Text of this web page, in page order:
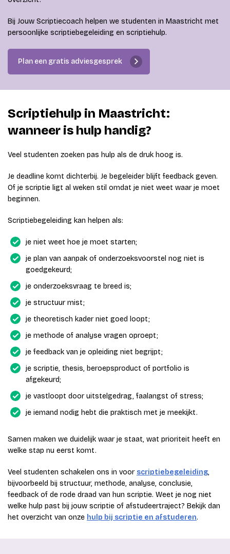
Bij Jouw Scriptiecoach helpen we studenten in Maastricht met
persoonlijke scriptiebegeleiding en scriptiehulp.
Plan een gratis adviesgesprek
Scriptiehulp in Maastricht:
wanneer is hulp handig?
Veel studenten zoeken pas hulp als de druk hoog is.
Je deadline komt dichterbij. Je begeleider blijft feedback geven.
Of je scriptie ligt al weken stil omdat je niet weet waar je moet
beginnen.
Scriptiebegeleiding kan helpen als:
je niet weet hoe je moet starten;
je plan van aanpak of onderzoeksvoorstel nog niet is
goedgekeurd;
je onderzoeksvraag te breed is;
je structuur mist;
je theoretisch kader niet goed loopt;
je methode of analyse vragen oproept;
je feedback van je opleiding niet begrijpt;
je scriptie, thesis, beroepsproduct of portfolio is
afgekeurd;
je vastloopt door uitstelgedrag, faalangst of stress;
je iemand nodig hebt die praktisch met je meekijkt.
Samen maken we duidelijk waar je staat, wat prioriteit heeft en
welke stap nu eerst komt.
Veel studenten schakelen ons in voor scriptiebegeleiding,
bijvoorbeeld bij structuur, methode, analyse, conclusie,
feedback of de rode draad van hun scriptie. Weet je nog niet
welke hulp past bij jouw scriptie of afstudeertraject? Bekijk dan
het overzicht van onze hulp bij scriptie en afstuderen.